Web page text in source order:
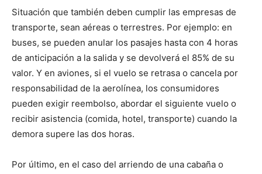
Situación que también deben cumplir las empresas de
transporte, sean aéreas o terrestres. Por ejemplo: en
buses, se pueden anular los pasajes hasta con 4 horas
de anticipación a la salida y se devolverá el 85% de su
valor. Y en aviones, si el vuelo se retrasa o cancela por
responsabilidad de la aerolínea, los consumidores
pueden exigir reembolso, abordar el siguiente vuelo o
recibir asistencia (comida, hotel, transporte) cuando la
demora supere las dos horas.
Por último, en el caso del arriendo de una cabaña o